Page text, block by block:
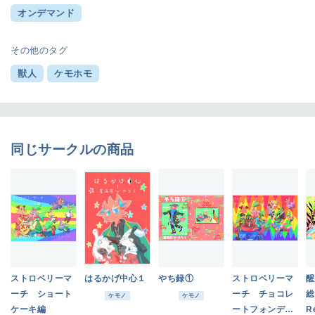
オンデマンド
その他のタグ
獣人 ケモホモ
同じサークルの商品
ストロベリーマ
ーチ ショート
ケーキ編
はるかげ中心１
ケモノ
やち録①
ケモノ
ストロベリーマ
ーチ チョコレ
ートフォンデュ